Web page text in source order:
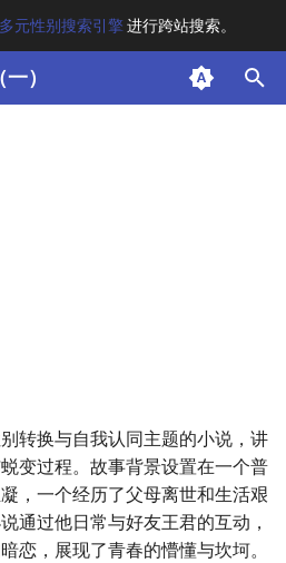
元性别搜索引擎进行跨站搜索。
）
转换与自我认同主题的小说，讲
变过程。故事背景设置在一个普
，一个经历了父母离世和生活艰
通过他日常与好友王君的互动，
恋，展现了青春的懵懂与坎坷。